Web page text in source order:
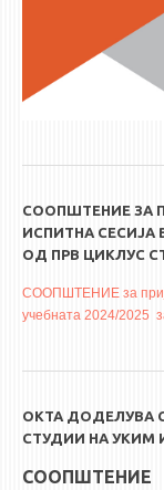
СООПШТЕНИЕ ЗА
ИСПИТНА СЕСИЈА
ОД ПРВ ЦИКЛУС
СООПШТЕНИЕ за
учебната 2024/2025
ОКТА ДОДЕЛУВА
СТУДИИ НА УКИМ
СООПШТЕНИЕ